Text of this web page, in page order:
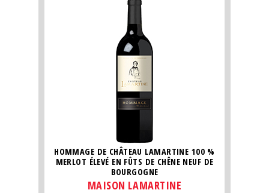
HOMMAGE DE CHÂTEAU LAMARTINE 100 %
MERLOT ÉLEVÉ EN FÛTS DE CHÊNE NEUF DE
BOURGOGNE
MAISON LAMARTINE